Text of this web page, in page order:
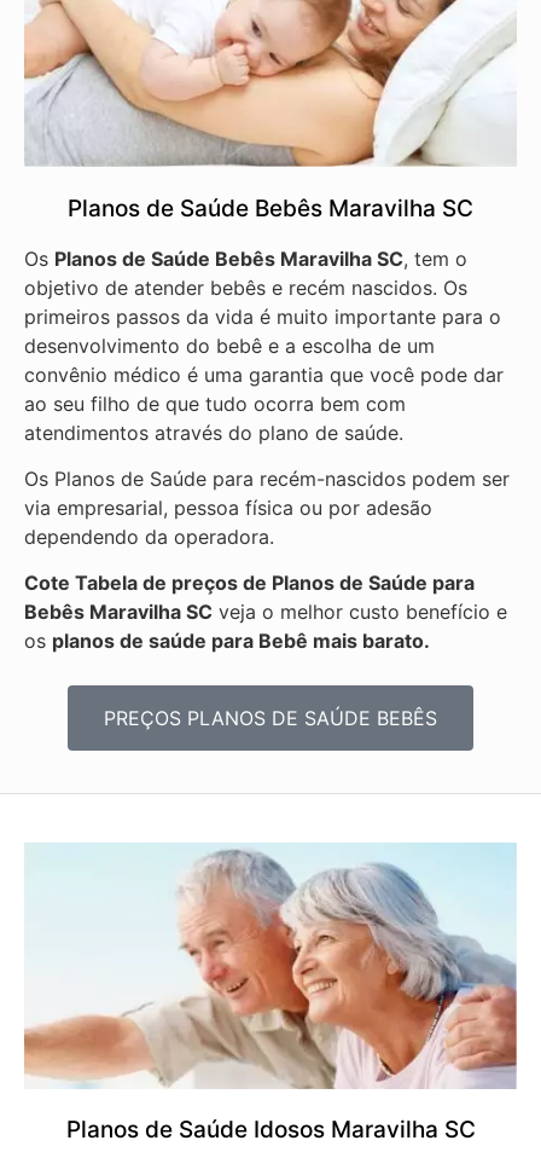
Planos de Saúde Bebês Maravilha SC
Os Planos de Saúde Bebês Maravilha SC, tem o
objetivo de atender bebês e recém nascidos. Os
primeiros passos da vida é muito importante para o
desenvolvimento do bebê e a escolha de um
convênio médico é uma garantia que você pode dar
ao seu filho de que tudo ocorra bem com
atendimentos através do plano de saúde.
Os Planos de Saúde para recém-nascidos podem ser
via empresarial, pessoa física ou por adesão
dependendo da operadora.
Cote Tabela de preços de Planos de Saúde para
Bebês Maravilha SC veja o melhor custo benefício e
os planos de saúde para Bebê mais barato.
PREÇOS PLANOS DE SAÚDE BEBÊS
Planos de Saúde Idosos Maravilha SC